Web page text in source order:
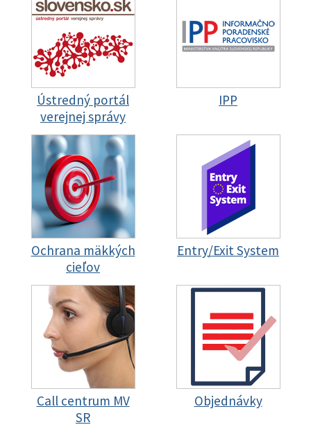
Ústredný portál
verejnej správy
IPP
Ochrana mäkkých
cieľov
Entry/Exit System
Call centrum MV
SR
Objednávky